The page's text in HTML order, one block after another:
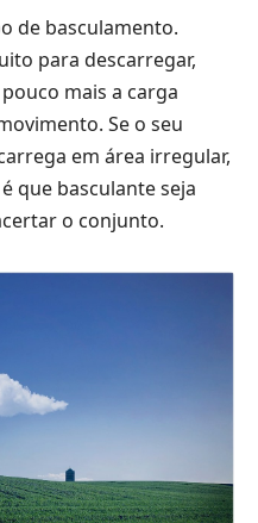
de basculamento.
para descarregar,
mais a carga
Se o seu
em área irregular,
que basculante seja
o conjunto.